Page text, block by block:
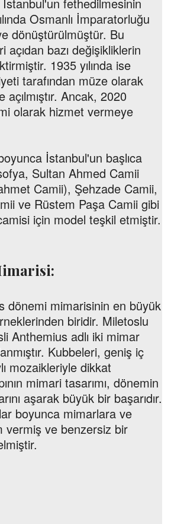
Osmanlı İmparatorluğu
dönüştürülmüştür. Bu
bazı değişikliklerin
1935 yılında ise
tarafından müze olarak
açılmıştır. Ancak, 2020
olarak hizmet vermeye
İstanbul'un başlıca
Sultan Ahmed Camii
Camii), Şehzade Camii,
ve Rüstem Paşa Camii gibi
için model teşkil etmiştir.
dönemi mimarisinin en büyük
biridir. Miletoslu
Anthemius adlı iki mimar
Kubbeleri, geniş iç
mozaikleriyle dikkat
mimari tasarımı, dönemin
aşarak büyük bir başarıdır.
boyunca mimarlara ve
vermiş ve benzersiz bir